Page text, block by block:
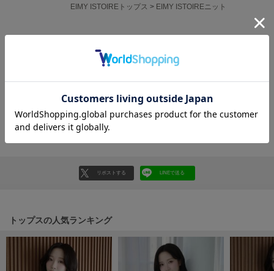
ファーファー
gelato pique
GELATO PIQUE CAT&DOG
ジェラート ピケ キャットアンドドッグ
EIMY ISTOIREトップス > EIMY ISTOIREニット
レビュー投稿で全員に30ポイントプレゼント！
レビューはマイページのご注文履歴から投稿いただけます
返品・キャンセルについて
リポストする LINEで送る
トップスの人気ランキング